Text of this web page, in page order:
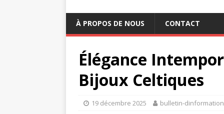
À PROPOS DE NOUS CONTACT
Élégance
Bijoux Celtiques
19 décembre 2025 bulletin-